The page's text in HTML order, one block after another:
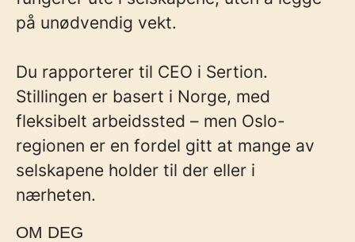
på unødvendig vekt.
Du rapporterer til CEO i Sertion.
Stillingen er basert i Norge, med
fleksibelt arbeidssted – men Oslo-
regionen er en fordel gitt at mange av
selskapene holder til der eller i
nærheten.
OM DEG